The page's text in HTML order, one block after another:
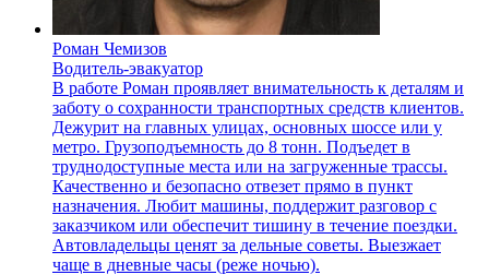
Роман Чемизов
Водитель-эвакуатор
В работе Роман проявляет внимательность к деталям и
заботу о сохранности транспортных средств клиентов.
Дежурит на главных улицах, основных шоссе или у
метро. Грузоподъемность до 8 тонн. Подъедет в
труднодоступные места или на загруженные трассы.
Качественно и безопасно отвезет прямо в пункт
назначения. Любит машины, поддержит разговор с
заказчиком или обеспечит тишину в течение поездки.
Автовладельцы ценят за дельные советы. Выезжает
чаще в дневные часы (реже ночью).